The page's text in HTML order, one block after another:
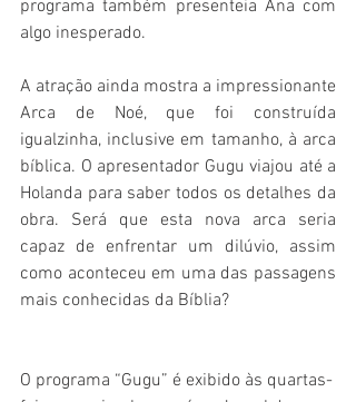
programa também presenteia Ana com
algo inesperado.
A atração ainda mostra a impressionante
Arca de Noé, que foi construída
igualzinha, inclusive em tamanho, à arca
bíblica. O apresentador Gugu viajou até a
Holanda para saber todos os detalhes da
obra. Será que esta nova arca seria
capaz de enfrentar um dilúvio, assim
como aconteceu em uma das passagens
mais conhecidas da Bíblia?
O programa “Gugu” é exibido às quartas-